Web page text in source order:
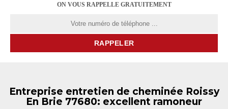
ON VOUS RAPPELLE GRATUITEMENT
Entreprise entretien de cheminée Roissy
En Brie 77680: excellent ramoneur